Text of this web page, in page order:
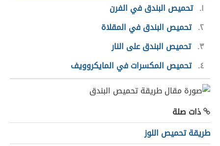
١ تحميص البندق في الفرن
٢ تحميص البندق في المقلاة
٣ تحميص البندق على النار
٤ تحميص المكسرات في المايكروويف
ذات صلة
طريقة تحميص اللوز